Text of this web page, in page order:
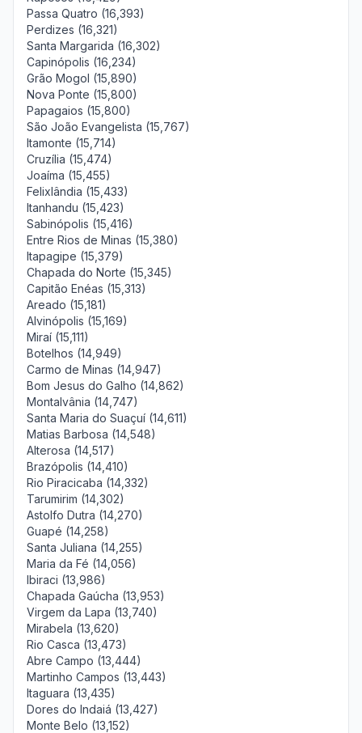
Passa Quatro (16,393)
Perdizes (16,321)
Santa Margarida (16,302)
Capinópolis (16,234)
Grão Mogol (15,890)
Nova Ponte (15,800)
Papagaios (15,800)
São João Evangelista (15,767)
Itamonte (15,714)
Cruzília (15,474)
Joaíma (15,455)
Felixlândia (15,433)
Itanhandu (15,423)
Sabinópolis (15,416)
Entre Rios de Minas (15,380)
Itapagipe (15,379)
Chapada do Norte (15,345)
Capitão Enéas (15,313)
Areado (15,181)
Alvinópolis (15,169)
Miraí (15,111)
Botelhos (14,949)
Carmo de Minas (14,947)
Bom Jesus do Galho (14,862)
Montalvânia (14,747)
Santa Maria do Suaçuí (14,611)
Matias Barbosa (14,548)
Alterosa (14,517)
Brazópolis (14,410)
Rio Piracicaba (14,332)
Tarumirim (14,302)
Astolfo Dutra (14,270)
Guapé (14,258)
Santa Juliana (14,255)
Maria da Fé (14,056)
Ibiraci (13,986)
Chapada Gaúcha (13,953)
Virgem da Lapa (13,740)
Mirabela (13,620)
Rio Casca (13,473)
Abre Campo (13,444)
Martinho Campos (13,443)
Itaguara (13,435)
Dores do Indaiá (13,427)
Monte Belo (13,152)